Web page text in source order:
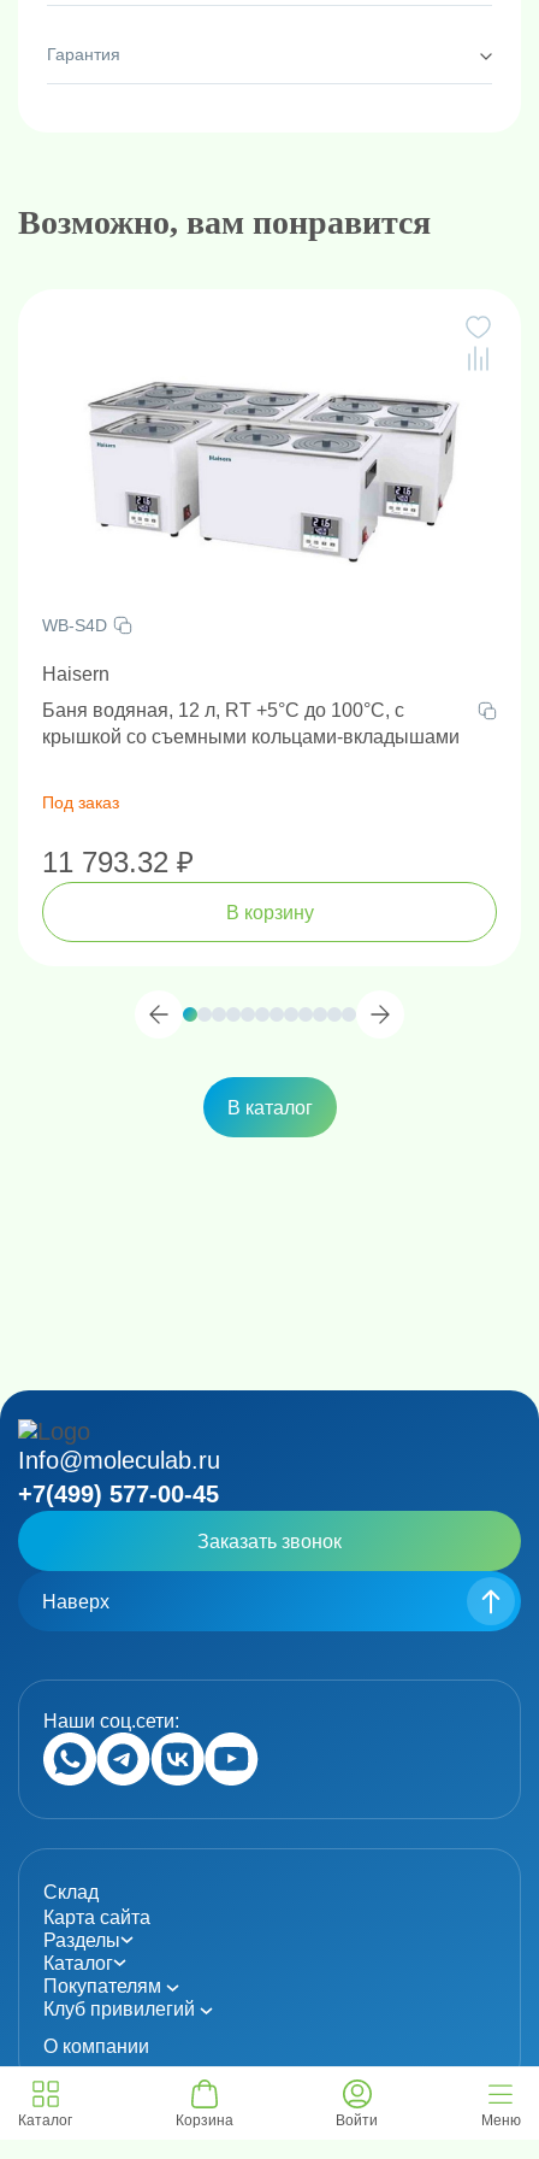
Гарантия
Возможно, вам понравится
WB-S4D
Haisern
Баня водяная, 12 л, RT +5°C до 100°C, с
крышкой со съемными кольцами-вкладышами
Под заказ
11 793.32 ₽
В корзину
В каталог
Info@moleculab.ru
+7(499) 577-00-45
Заказать звонок
Наверх
Наши соц.сети:
Склад
Карта сайта
Разделы
Каталог
Покупателям
Клуб привилегий
О компании
© 2024 «MolecuLab». Все права защищены.
Каталог Корзина Войти Меню